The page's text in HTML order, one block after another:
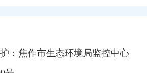
：焦作市生态环境局监控中心